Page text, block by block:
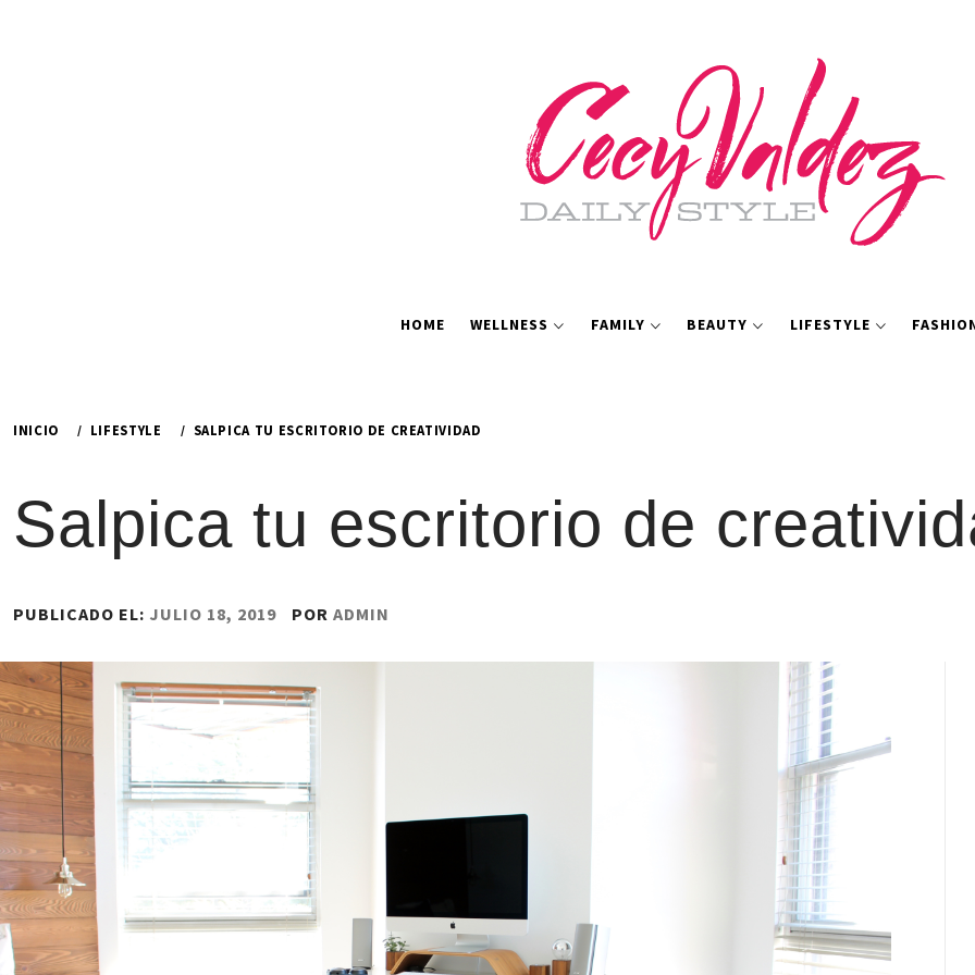
HOME WELLNESS FAMILY BEAUTY LIFESTYLE
INICIO LIFESTYLE SALPICA TU ESCRITORIO DE CREATIVIDAD
Salpica tu escritorio de
PUBLICADO EL: JULIO 18, 2019 POR ADMIN